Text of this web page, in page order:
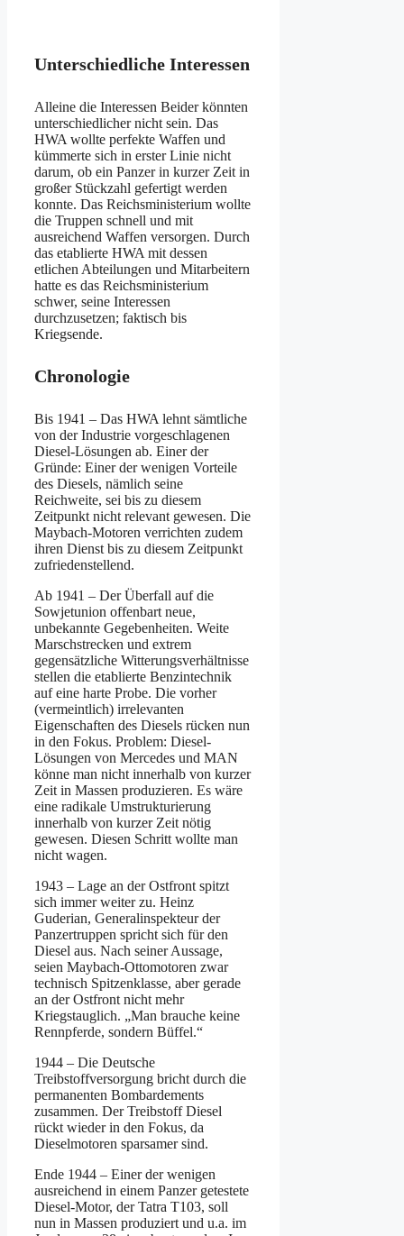
Unterschiedliche Interessen
Alleine die Interessen Beider könnten
unterschiedlicher nicht sein. Das
HWA wollte perfekte Waffen und
kümmerte sich in erster Linie nicht
darum, ob ein Panzer in kurzer Zeit in
großer Stückzahl gefertigt werden
konnte. Das Reichsministerium wollte
die Truppen schnell und mit
ausreichend Waffen versorgen. Durch
das etablierte HWA mit dessen
etlichen Abteilungen und Mitarbeitern
hatte es das Reichsministerium
schwer, seine Interessen
durchzusetzen; faktisch bis
Kriegsende.
Chronologie
Bis 1941 – Das HWA lehnt sämtliche
von der Industrie vorgeschlagenen
Diesel-Lösungen ab. Einer der
Gründe: Einer der wenigen Vorteile
des Diesels, nämlich seine
Reichweite, sei bis zu diesem
Zeitpunkt nicht relevant gewesen. Die
Maybach-Motoren verrichten zudem
ihren Dienst bis zu diesem Zeitpunkt
zufriedenstellend.
Ab 1941 – Der Überfall auf die
Sowjetunion offenbart neue,
unbekannte Gegebenheiten. Weite
Marschstrecken und extrem
gegensätzliche Witterungsverhältnisse
stellen die etablierte Benzintechnik
auf eine harte Probe. Die vorher
(vermeintlich) irrelevanten
Eigenschaften des Diesels rücken nun
in den Fokus. Problem: Diesel-
Lösungen von Mercedes und MAN
könne man nicht innerhalb von kurzer
Zeit in Massen produzieren. Es wäre
eine radikale Umstrukturierung
innerhalb von kurzer Zeit nötig
gewesen. Diesen Schritt wollte man
nicht wagen.
1943 – Lage an der Ostfront spitzt
sich immer weiter zu. Heinz
Guderian, Generalinspekteur der
Panzertruppen spricht sich für den
Diesel aus. Nach seiner Aussage,
seien Maybach-Ottomotoren zwar
technisch Spitzenklasse, aber gerade
an der Ostfront nicht mehr
Kriegstauglich. „Man brauche keine
Rennpferde, sondern Büffel.“
1944 – Die Deutsche
Treibstoffversorgung bricht durch die
permanenten Bombardements
zusammen. Der Treibstoff Diesel
rückt wieder in den Fokus, da
Dieselmotoren sparsamer sind.
Ende 1944 – Einer der wenigen
ausreichend in einem Panzer getestete
Diesel-Motor, der Tatra T103, soll
nun in Massen produziert und u.a. im